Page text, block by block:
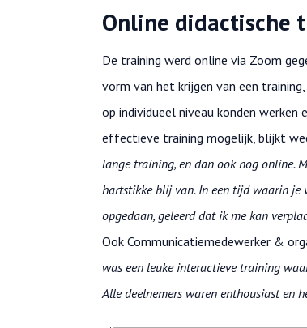
Online didactische
De training werd online via Zoom
vorm van het krijgen van een
op individueel niveau konden werken
effectieve training mogelijk, blijkt
lange training, en dan ook nog online.
hartstikke blij van. In een tijd waarin je
opgedaan, geleerd dat ik me kan
Ook Communicatiemedewerker &
was een leuke interactieve training
Alle deelnemers waren enthousiast en